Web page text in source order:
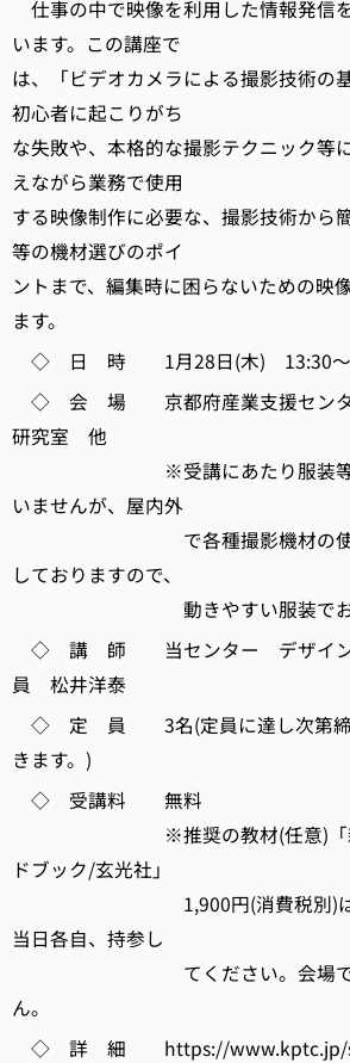
仕事の中で映像を利用した情報発信
います。この講座で
は、「ビデオカメラによる撮影技術の
初心者に起こりがち
な失敗や、本格的な撮影テクニック等
えながら業務で使用
する映像制作に必要な、撮影技術から
等の機材選びのポイ
ントまで、編集時に困らないための映
ます。
◇ 日 時 1月28日(木) 13:30～
◇ 会 場 京都府産業支援セン
研究室 他
※受講にあたり服装等、
いませんが、屋内外
で各種撮影機材の使用・
しておりますので、
動きやすい服装でおいで
◇ 講 師 当センター デザイン
員 松井洋泰
◇ 定 員 3名(定員に達し次第締
きます。)
◇ 受講料 無料
※推奨の教材(任意)「新版
ドブック/玄光社」
1,900円(消費税別)は事前
当日各自、持参し
てください。会場での販
ん。
◇ 詳 細 https://www.kptc.jp/